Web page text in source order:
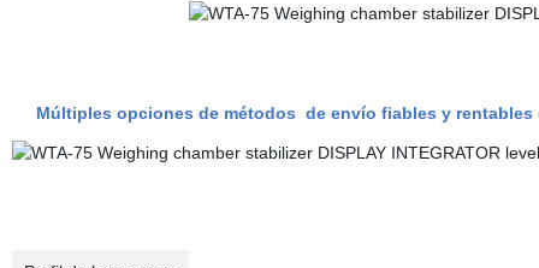
Múltiples opciones de métodos de envío fiables y rentables